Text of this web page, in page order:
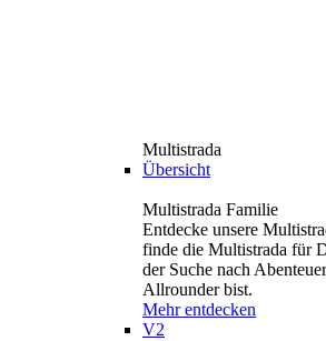
Multistrada
Übersicht
Multistrada Familie
Entdecke unsere
finde die Multistrada für
der Suche nach
Allrounder bist.
Mehr entdecken
V2